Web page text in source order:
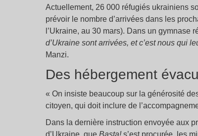
Actuellement, 26 000 réfugiés ukrainiens
prévoir le nombre d’arrivées dans les
l’Ukraine, au 30 mars). Dans un gymnase
d’Ukraine sont arrivées, et c’est nous qui
Manzi.
Des hébergement
« On insiste beaucoup sur la générosité
citoyen, qui doit inclure de
Dans la dernière instruction envoyée aux
d’Ukraine, que Basta!s’est procurée, les